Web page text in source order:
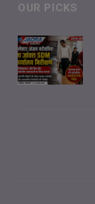
OUR PICKS